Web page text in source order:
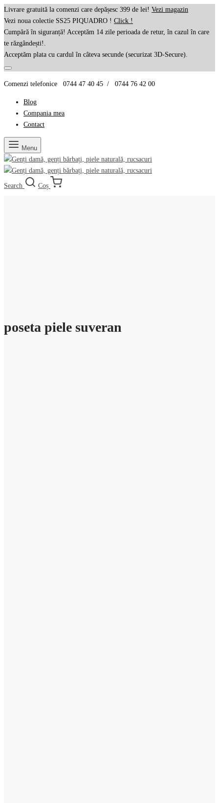
Livrare gratuită la comenzi care depășesc 399 de lei! Vezi magazin
Vezi noua colectie SS25 PIQUADRO ! Click !
Cumpără în siguranță! Acceptăm 14 zile perioada de retur, în cazul în care
te răzgândești!.
Acceptăm plata cu cardul în câteva secunde (securizat 3D-Secure).
Comenzi telefonice 0744 47 40 45 / 0744 76 42 00
Blog
Compania mea
Contact
Menu
Search Coș
poseta piele suveran